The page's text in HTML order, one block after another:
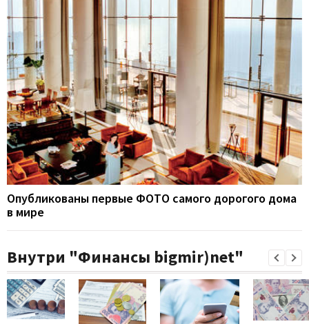
Опубликованы первые ФОТО самого дорогого дома
в мире
Внутри "Финансы bigmir)net"